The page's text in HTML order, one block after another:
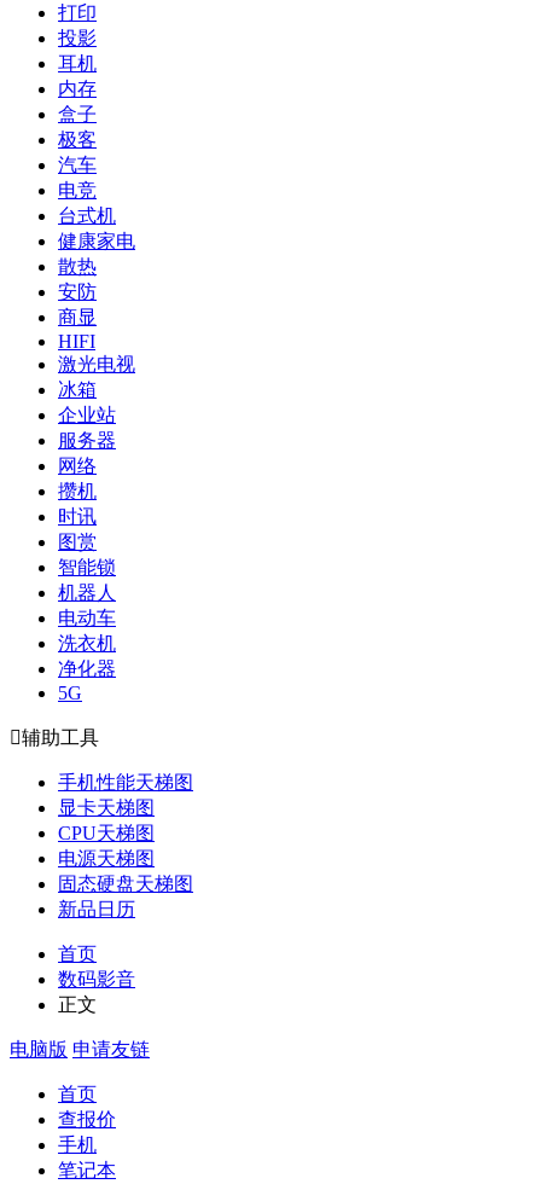
打印
投影
耳机
内存
盒子
极客
汽车
电竞
台式机
健康家电
散热
安防
商显
HIFI
激光电视
冰箱
企业站
服务器
网络
攒机
时讯
图赏
智能锁
机器人
电动车
洗衣机
净化器
5G
辅助工具
手机性能天梯图
显卡天梯图
CPU天梯图
电源天梯图
固态硬盘天梯图
新品日历
首页
数码影音
正文
电脑版 申请友链
首页
查报价
手机
笔记本